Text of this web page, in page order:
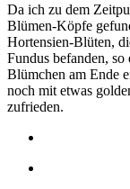
Da ich zu dem
Blümen-Köpfe
Hortensien-Blüten,
Fundus befanden, so
Blümchen am Ende
noch mit etwas
zufrieden.